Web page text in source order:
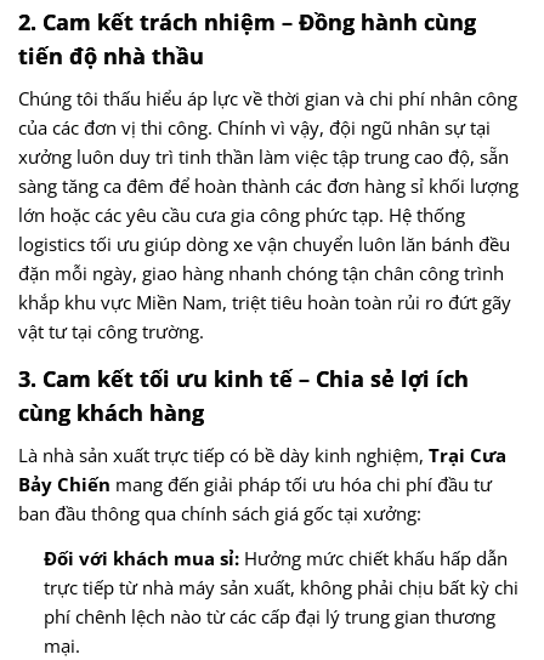
2. Cam kết trách nhiệm – Đồng hành cùng
tiến độ nhà thầu
Chúng tôi thấu hiểu áp lực về thời gian và chi phí nhân công
của các đơn vị thi công. Chính vì vậy, đội ngũ nhân sự tại
xưởng luôn duy trì tinh thần làm việc tập trung cao độ, sẵn
sàng tăng ca đêm để hoàn thành các đơn hàng sỉ khối lượng
lớn hoặc các yêu cầu cưa gia công phức tạp. Hệ thống
logistics tối ưu giúp dòng xe vận chuyển luôn lăn bánh đều
đặn mỗi ngày, giao hàng nhanh chóng tận chân công trình
khắp khu vực Miền Nam, triệt tiêu hoàn toàn rủi ro đứt gãy
vật tư tại công trường.
3. Cam kết tối ưu kinh tế – Chia sẻ lợi ích
cùng khách hàng
Là nhà sản xuất trực tiếp có bề dày kinh nghiệm, Trại Cưa
Bảy Chiến mang đến giải pháp tối ưu hóa chi phí đầu tư
ban đầu thông qua chính sách giá gốc tại xưởng:
Đối với khách mua sỉ:Hưởng mức chiết khấu hấp dẫn
trực tiếp từ nhà máy sản xuất, không phải chịu bất kỳ chi
phí chênh lệch nào từ các cấp đại lý trung gian thương
mại.